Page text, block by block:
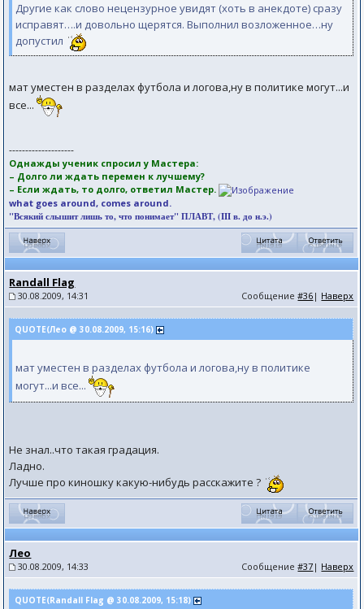
Другие как слово нецензурное увидят (хоть в анекдоте) сразу
исправят….и довольно щерятся. Выполнил возложенное…ну
допустил
мат уместен в разделах футбола и логова,ну в политике могут...и
все...
--------------------
Однажды ученик спросил у Мастера:
– Долго ли ждать перемен к лучшему?
– Если ждать, то долго, ответил Мастер.
what goes around, comes around.
"Всякий слышит лишь то, что понимает" ПЛАВТ, (III в. до н.э.)
Randall Flag
30.08.2009, 14:31 Сообщение#36 | Наверх
QUOTE(Лео @ 30.08.2009, 15:16)
мат уместен в разделах футбола и логова,ну в политике
могут...и все...
Не знал..что такая градация.
Ладно.
Лучше про киношку какую-нибудь расскажите ?
Лео
30.08.2009, 14:33 Сообщение#37 | Наверх
QUOTE(Randall Flag @ 30.08.2009, 15:18)